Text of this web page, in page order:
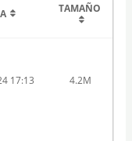
TAMAÑO
17:13 4.2M